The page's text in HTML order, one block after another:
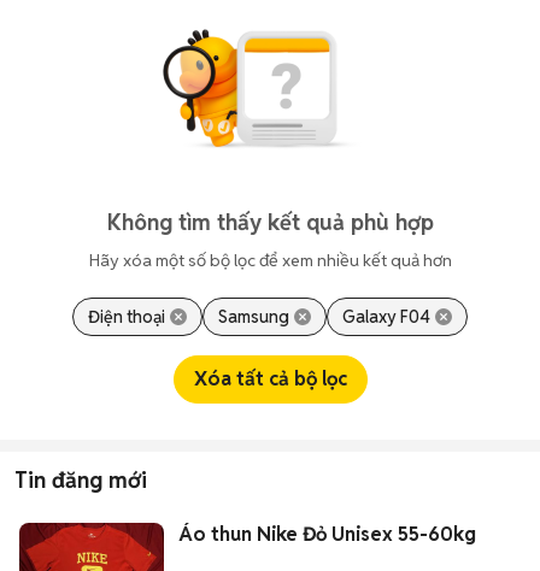
Không tìm thấy kết quả phù hợp
Hãy xóa một số bộ lọc để xem nhiều kết quả hơn
Điện thoại Samsung Galaxy F04
Xóa tất cả bộ lọc
Tin đăng mới
Áo thun Nike Đỏ Unisex 55-60kg